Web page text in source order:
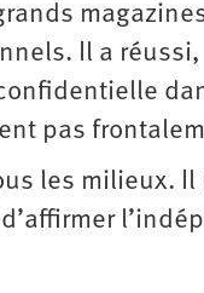
Il a
pas
les milieux. Il